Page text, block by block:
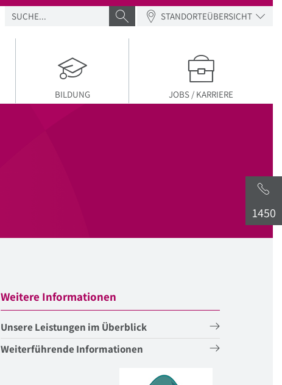
1450
SUCHE SUCHE ABSENDEN
STANDORTEÜBERSICHT
BILDUNG JOBS / KARRIERE
Weitere Informationen
Unsere Leistungen im Überblick
Weiterführende Informationen